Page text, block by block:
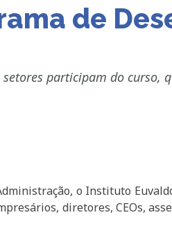
de
setores participam do curso,
o Instituto
diretores, CEOs,